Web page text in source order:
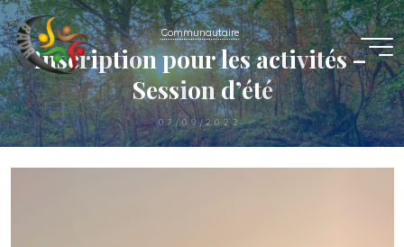
B.A.D.R
LE
B.A.D.R,
C'EST
VOTRE
ESPACE
!
Communautaire
Inscriptionpourlesactivités–
Sessiond’été
07/09/2022